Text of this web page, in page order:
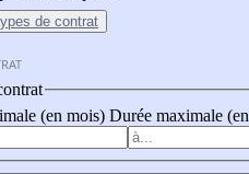
de contrat
(en mois) Durée maximale